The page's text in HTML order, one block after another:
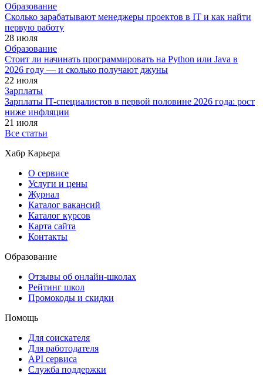
Образование
Сколько зарабатывают менеджеры проектов в IT и как найти
первую работу
28 июля
Образование
Стоит ли начинать программировать на Python или Java в
2026 году — и сколько получают джуны
22 июля
Зарплаты
Зарплаты IT-специалистов в первой половине 2026 года: рост
ниже инфляции
21 июля
Все статьи
Хабр Карьера
О сервисе
Услуги и цены
Журнал
Каталог вакансий
Каталог курсов
Карта сайта
Контакты
Образование
Отзывы об онлайн-школах
Рейтинг школ
Промокоды и скидки
Помощь
Для соискателя
Для работодателя
API сервиса
Служба поддержки